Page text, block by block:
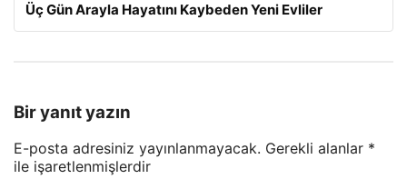
Üç Gün Arayla Hayatını Kaybeden Yeni Evliler
Bir yanıt yazın
E-posta adresiniz yayınlanmayacak. Gerekli alanlar *
ile işaretlenmişlerdir